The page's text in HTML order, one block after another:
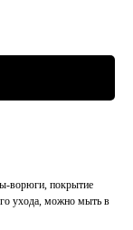
ворюги, покрытие
ухода, можно мыть в